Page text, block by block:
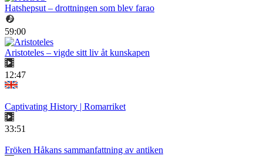
Hatshepsut – drottningen som blev farao
59:00
Aristoteles – vigde sitt liv åt kunskapen
12:47
Captivating History | Romarriket
33:51
Fröken Håkans sammanfattning av antiken